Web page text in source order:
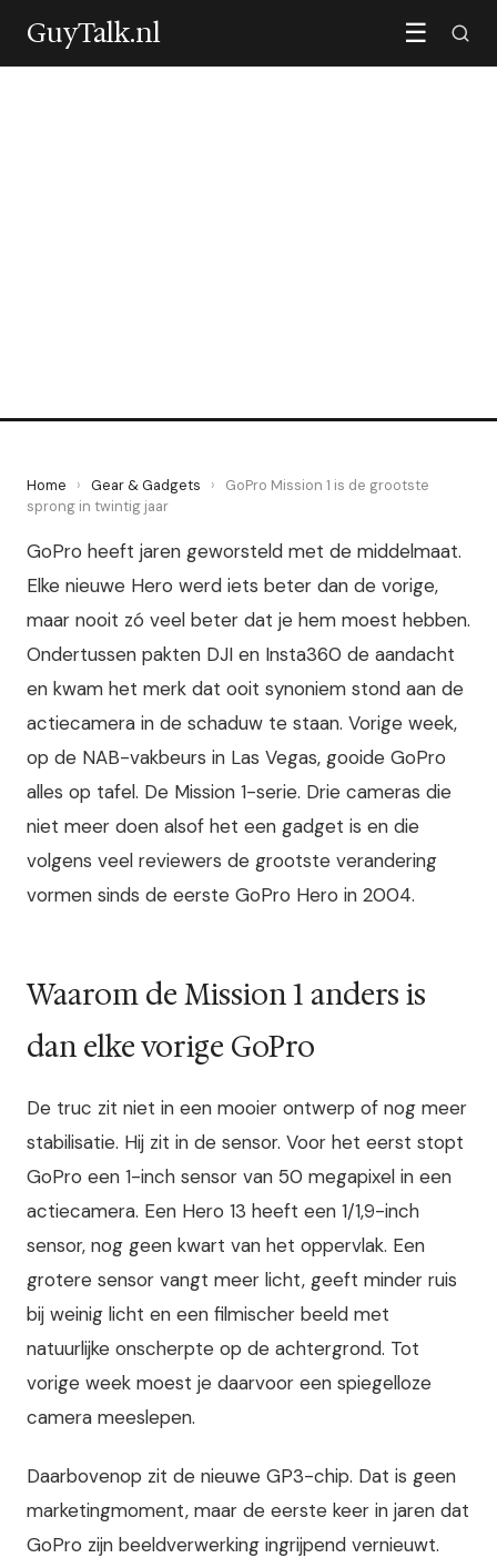
GuyTalk.nl ☰
Home › Gear & Gadgets ›
GoPro Mission 1 is de grootste
sprong in twintig jaar
GoPro heeft jaren geworsteld met de middelmaat.
Elke nieuwe Hero werd iets beter dan de vorige,
maar nooit zó veel beter dat je hem moest hebben.
Ondertussen pakten DJI en Insta360 de aandacht
en kwam het merk dat ooit synoniem stond aan de
actiecamera in de schaduw te staan. Vorige week,
op de NAB-vakbeurs in Las Vegas, gooide GoPro
alles op tafel. De Mission 1-serie. Drie cameras die
niet meer doen alsof het een gadget is en die
volgens veel reviewers de grootste verandering
vormen sinds de eerste GoPro Hero in 2004.
Waarom de Mission 1 anders is
dan elke vorige GoPro
De truc zit niet in een mooier ontwerp of nog meer
stabilisatie. Hij zit in de sensor. Voor het eerst stopt
GoPro een 1-inch sensor van 50 megapixel in een
actiecamera. Een Hero 13 heeft een 1/1,9-inch
sensor, nog geen kwart van het oppervlak. Een
grotere sensor vangt meer licht, geeft minder ruis
bij weinig licht en een filmischer beeld met
natuurlijke onscherpte op de achtergrond. Tot
vorige week moest je daarvoor een spiegelloze
camera meeslepen.
Daarbovenop zit de nieuwe GP3-chip. Dat is geen
marketingmoment, maar de eerste keer in jaren dat
GoPro zijn beeldverwerking ingrijpend vernieuwt.